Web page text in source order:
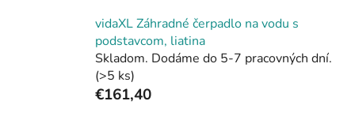
vidaXL Záhradné čerpadlo na vodu s
podstavcom, liatina
Skladom. Dodáme do 5-7 pracovných dní.
(>5 ks)
€161,40